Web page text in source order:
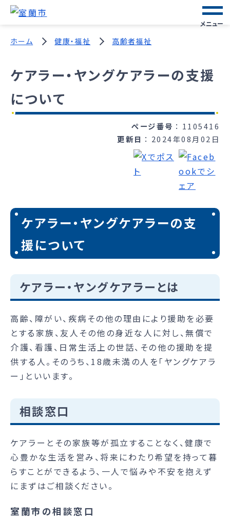
メニュー
ホーム 健康・福祉 高齢者福祉
ケアラー・ヤングケアラーの支援
について
ページ番号
1105416
更新日
2024年08月02日
ケアラー・ヤングケアラーの支
援について
ケアラー・ヤングケアラーとは
高齢、障がい、疾病その他の理由により援助を必要
とする家族、友人その他の身近な人に対し、無償で
介護、看護、日常生活上の世話、その他の援助を提
供する人。そのうち、18歳未満の人を「ヤングケアラ
ー」といいます。
相談窓口
ケアラーとその家族等が孤立することなく、健康で
心豊かな生活を営み、将来にわたり希望を持って暮
らすことができるよう、一人で悩みや不安を抱えず
にまずはご相談ください。
室蘭市の相談窓口